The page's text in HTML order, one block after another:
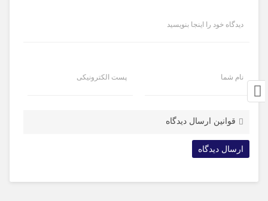
دیدگاه خود را اینجا بنویسید
نام شما پست الکترونیکی
قوانین ارسال دیدگاه